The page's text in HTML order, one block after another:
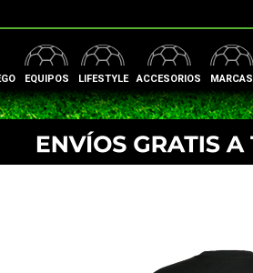
EQUIPOS LIFESTYLE ACCESORIOS MARCAS